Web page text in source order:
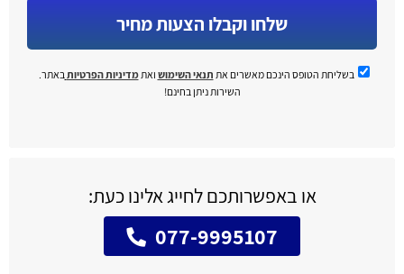
שלחו וקבלו הצעות מחיר
בשליחת הטופס הינכם מאשרים את תנאי השימוש ואתמדיניות הפרטיותבאתר.
השירות ניתן בחינם!
או באפשרותכם לחייג אלינו כעת:
077-9995107